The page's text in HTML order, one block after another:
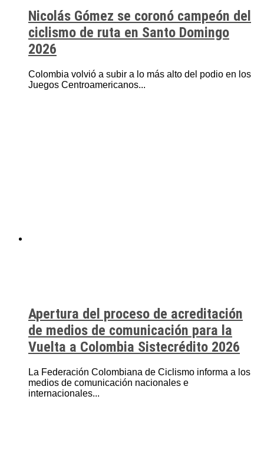
Nicolás Gómez se coronó campeón del
ciclismo de ruta en Santo Domingo
2026
Colombia volvió a subir a lo más alto del podio en los
Juegos Centroamericanos...
Apertura del proceso de acreditación
de medios de comunicación para la
Vuelta a Colombia Sistecrédito 2026
La Federación Colombiana de Ciclismo informa a los
medios de comunicación nacionales e
internacionales...